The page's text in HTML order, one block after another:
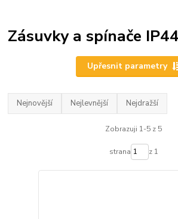
Zásuvky a spínače IP44
Upřesnit parametry
Nejnovější Nejlevnější Nejdražší
Zobrazuji 1-5 z 5
strana z 1